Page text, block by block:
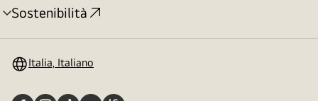
Sostenibilità
Attivazione
Italia, Italiano